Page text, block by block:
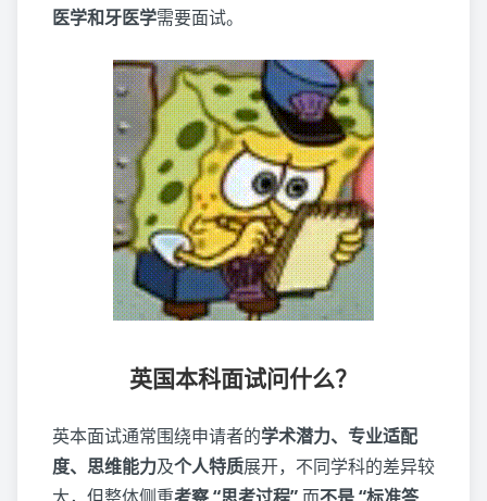
医学和牙医学需要面试。
英国本科面试问什么？
英本面试通常围绕申请者的学术潜力、专业适配
度、思维能力及个人特质展开，不同学科的差异较